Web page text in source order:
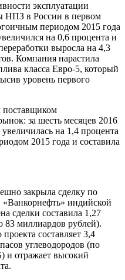
эксплуатации
НПЗ в России в первом
периодом 2015 года
на 0,6 процента и
выросла на 4,3
Компания нарастила
класса Евро-5, который
уровень первого
за шесть месяцев 2016
на 1,4 процента
2015 года и составила
закрыла сделку по
индийской
сделки составила 1,27
миллиардов рублей).
составляет 3,4
углеводородов (по
и отражает высокий